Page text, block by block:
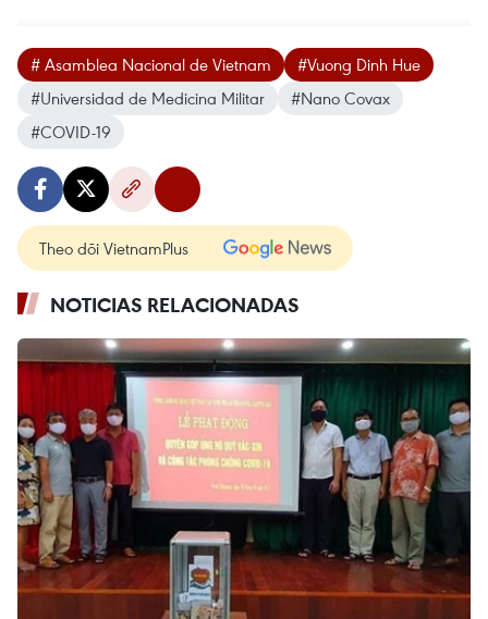
# Asamblea Nacional de Vietnam
#Vuong Dinh Hue
#Universidad de Medicina Militar
#Nano Covax
#COVID-19
Theo dõi VietnamPlus
NOTICIAS RELACIONADAS